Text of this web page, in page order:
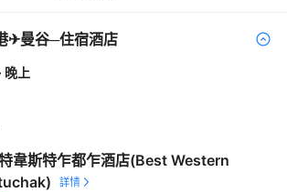
✈曼谷─住宿酒店
· 晚上
韋斯特乍都乍酒店(Best Western